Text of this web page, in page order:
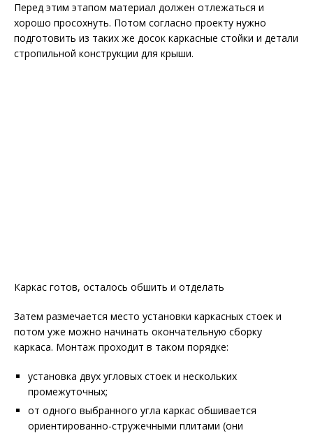
Перед этим этапом материал должен отлежаться и
хорошо просохнуть. Потом согласно проекту нужно
подготовить из таких же досок каркасные стойки и детали
стропильной конструкции для крыши.
Каркас готов, осталось обшить и отделать
Затем размечается место установки каркасных стоек и
потом уже можно начинать окончательную сборку
каркаса. Монтаж проходит в таком порядке:
установка двух угловых стоек и нескольких
промежуточных;
от одного выбранного угла каркас обшивается
ориентированно-стружечными плитами (они